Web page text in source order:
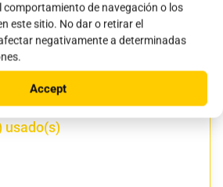
comportamiento de navegación o los
este sitio. No dar o retirar el
negativamente a determinadas
Accept
Bénin
usado(s)